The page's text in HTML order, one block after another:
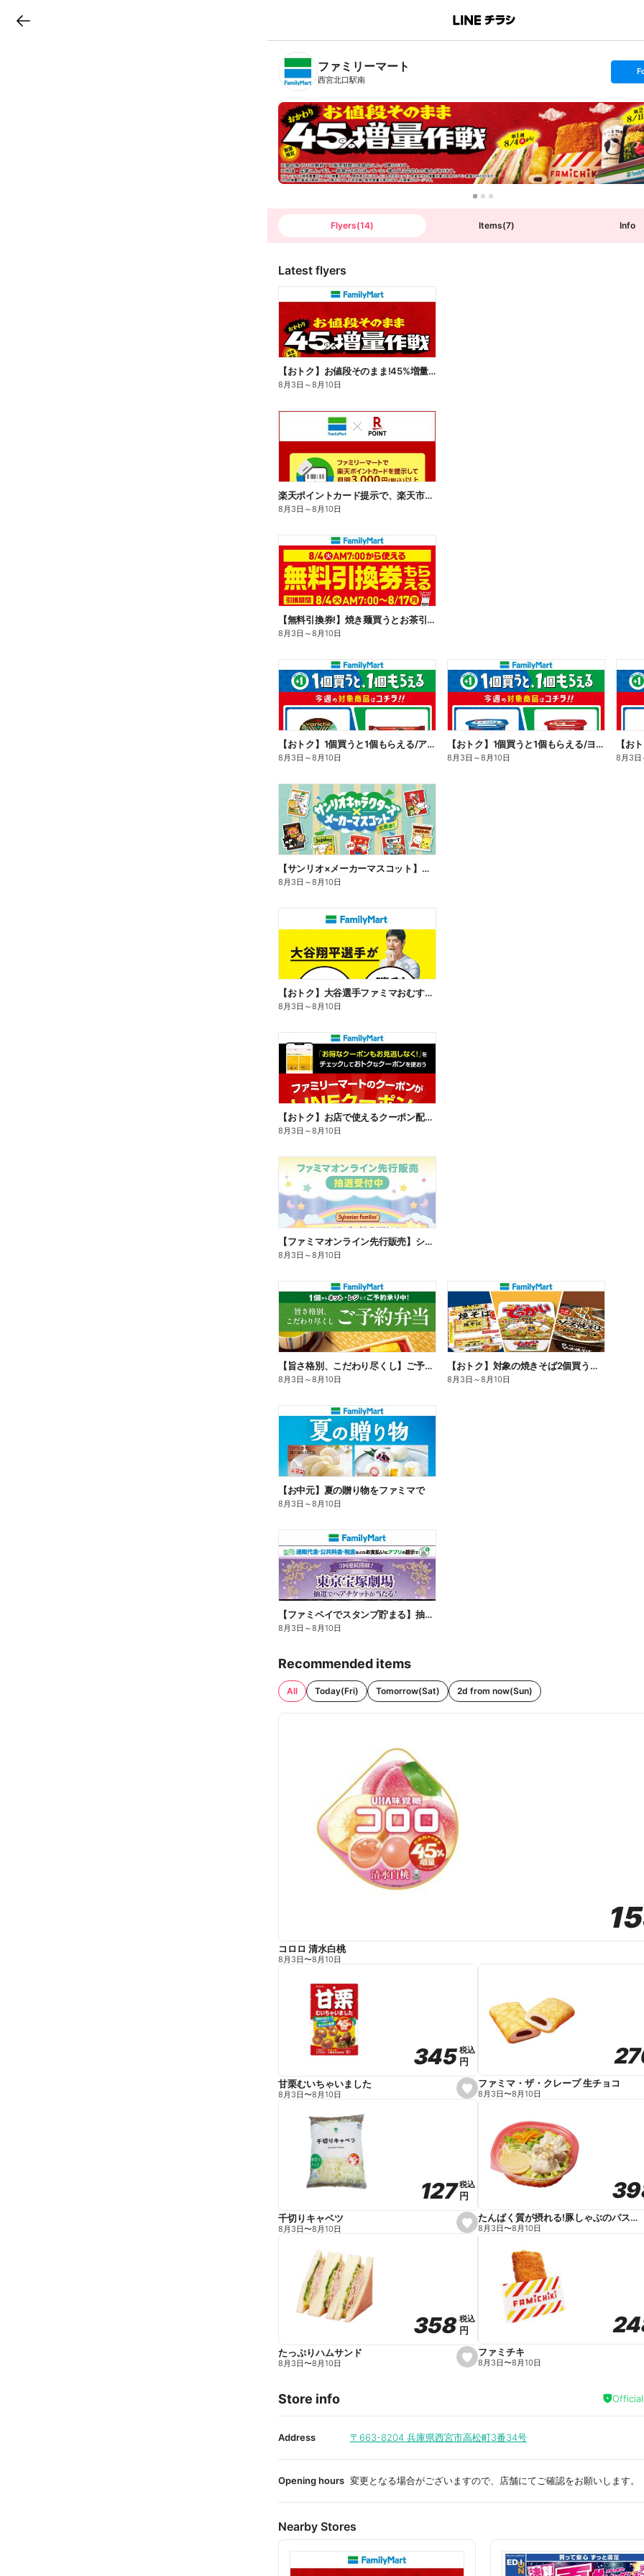
B
n
T
ファミリーマート
西宮北口駅南
s
t
o
l
l
o
w
Flyers(14) Items(7) Info
Latest flyers
【おトク】お値段そのまま!45%増量作戦!
8月3日 ～8月10日
楽天ポイントカード提示で、楽天市場でのお買い物がおトクに!
8月3日 ～8月10日
【無料引換券!】焼き麺買うとお茶引換券貰える!
8月3日 ～8月10日
【おトク】1個買うと1個もらえる/アイス
8月3日 ～8月10日
【おトク】1個買うと1個もらえる/ヨーグルト
8月3日 ～8月10日
【お
8月3日
【サンリオ×メーカーマスコット】オリジナルグッズ貰える!
8月3日 ～8月10日
【おトク】大谷選手ファミマおむすび割
8月3日 ～8月10日
【おトク】お店で使えるクーポン配信中
8月3日 ～8月10日
【ファミマオンライン先行販売】シルバニアファミリー
8月3日 ～8月10日
【旨さ格別、こだわり尽くし】ご予約弁当
8月3日 ～8月10日
【おトク】対象の焼きそば2個買うと100円引き!
8月3日 ～8月10日
【お中元】夏の贈り物をファミマで
8月3日 ～8月10日
【ファミペイでスタンプ貯まる】抽選でペアチケットが当たる!
8月3日 ～8月10日
Recommended items
All Today(Fri) Tomorrow(Sat) 2d from now(Sun)
コロロ 清水白桃
8月3日〜8月10日
s
e
e
345
345税込
税込
円
円
甘栗むいちゃいました
8月3日〜8月10日
ファミマ・ザ・クレープ 生チョコ
8月3日〜8月10日
s
e
e
127
127税込
税込
円
円
千切りキャベツ
8月3日〜8月10日
たんぱく質が摂れる!豚しゃぶのパスタサラダ
8月3日〜8月10日
s
e
i
t
358
358税込
税込
円
円
たっぷりハムサンド
8月3日〜8月10日
ファミチキ
8月3日〜8月10日
Store info
Address 〒663-8204 兵庫県西宮市高松町3番34号
Opening hours 変更となる場合がございますので、店舗にてご確認をお願いします。
Nearby Stores